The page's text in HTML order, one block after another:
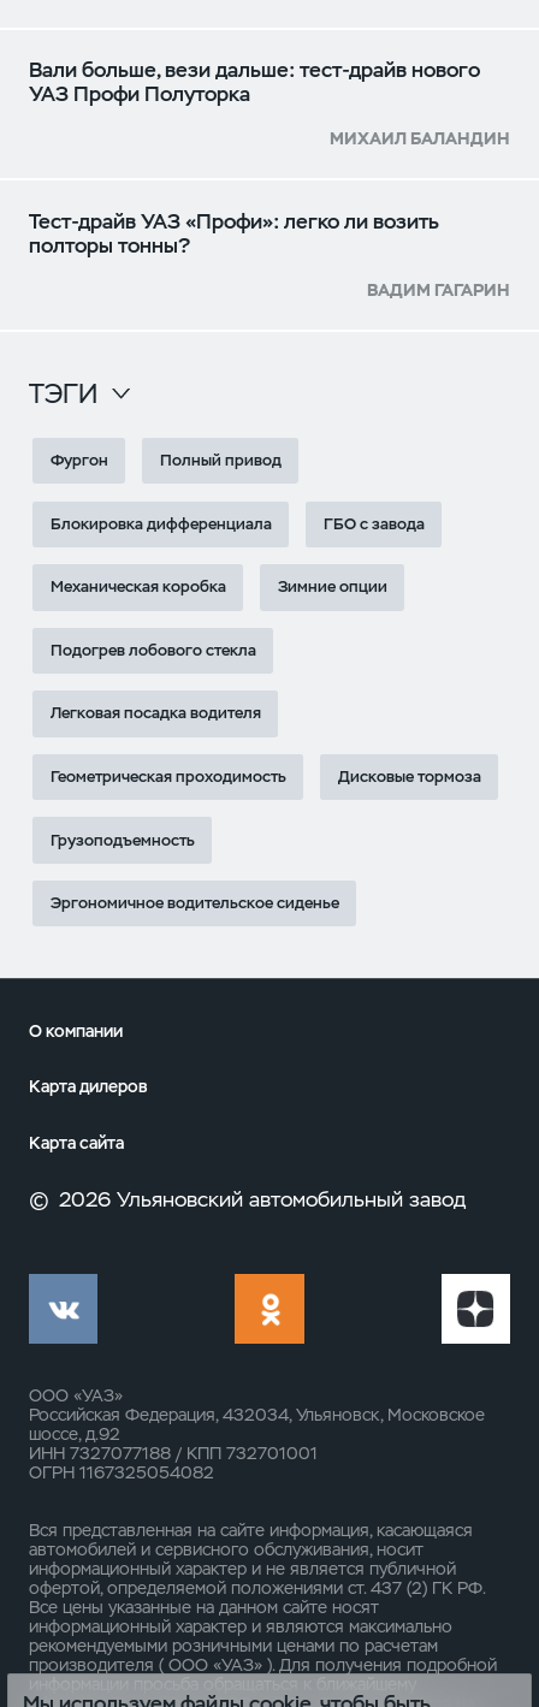
Вали больше, вези дальше: тест-драйв нового
УАЗ Профи Полуторка
МИХАИЛ БАЛАНДИН
Тест-драйв УАЗ «Профи»: легко ли возить
полторы тонны?
ВАДИМ ГАГАРИН
ТЭГИ
Фургон Полный привод
Блокировка дифференциала ГБО с завода
Механическая коробка Зимние опции
Подогрев лобового стекла
Легковая посадка водителя
Геометрическая проходимость Дисковые тормоза
Грузоподъемность
Эргономичное водительское сиденье
О компании
Карта дилеров
Карта сайта
© 2026 Ульяновский автомобильный завод
ООО «УАЗ»
Российская Федерация, 432034, Ульяновск, Московское
шоссе, д.92
ИНН 7327077188 / КПП 732701001
ОГРН 1167325054082
Вся представленная на сайте информация, касающаяся
автомобилей и сервисного обслуживания, носит
информационный характер и не является публичной
офертой, определяемой положениями ст. 437 (2) ГК РФ.
Все цены указанные на данном сайте носят
информационный характер и являются максимально
рекомендуемыми розничными ценами по расчетам
производителя ( ООО «УАЗ» ). Для получения подробной